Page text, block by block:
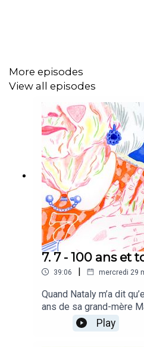
Écrit, monté et réalisé par
Propulsé par Radio Bascule
Création sonore:Basile
Accompagnement éditorial et
Virgile Rosselet
Illustration:Justine Chanal
Partenariat:Radio40
Merci au Canton de Vaud, à la
Fondation Leenaards, la
Mobilière et la FSRC pour leur
More episodes
View all episodes
7. 7 - 100 ans et
39:06 | mercredi 29
Quand Nataly m’a dit
ans de sa grand-mère
m’empêcher
tout de suite voulu
pour comprendre ce
Play